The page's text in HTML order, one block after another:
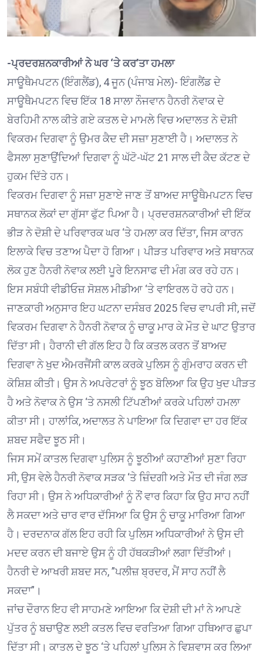
-ਪ੍ਰਦਰਸ਼ਨਕਾਰੀਆਂ ਨੇ ਘਰ ‘ਤੇ ਕਰ’ਤਾ ਹਮਲਾ
ਸਾਊਥੈਮਪਟਨ (ਇੰਗਲੈਂਡ), 4 ਜੂਨ (ਪੰਜਾਬ ਮੇਲ)- ਇੰਗਲੈਂਡ ਦੇ
ਸਾਊਥੈਮਪਟਨ ਵਿਚ ਇੱਕ 18 ਸਾਲਾ ਨੌਜਵਾਨ ਹੈਨਰੀ ਨੋਵਾਕ ਦੇ
ਬੇਰਹਿਮੀ ਨਾਲ ਕੀਤੇ ਗਏ ਕਤਲ ਦੇ ਮਾਮਲੇ ਵਿਚ ਅਦਾਲਤ ਨੇ ਦੋਸ਼ੀ
ਵਿਕਰਮ ਦਿਗਵਾ ਨੂੰ ਉਮਰ ਕੈਦ ਦੀ ਸਜ਼ਾ ਸੁਣਾਈ ਹੈ। ਅਦਾਲਤ ਨੇ
ਫੈਸਲਾ ਸੁਣਾਉਂਦਿਆਂ ਦਿਗਵਾ ਨੂੰ ਘੱਟੋ-ਘੱਟ 21 ਸਾਲ ਦੀ ਕੈਦ ਕੱਟਣ ਦੇ
ਹੁਕਮ ਦਿੱਤੇ ਹਨ।
ਵਿਕਰਮ ਦਿਗਵਾ ਨੂੰ ਸਜ਼ਾ ਸੁਣਾਏ ਜਾਣ ਤੋਂ ਬਾਅਦ ਸਾਊਥੈਮਪਟਨ ਵਿਚ
ਸਥਾਨਕ ਲੋਕਾਂ ਦਾ ਗੁੱਸਾ ਫੁੱਟ ਪਿਆ ਹੈ। ਪ੍ਰਦਰਸ਼ਨਕਾਰੀਆਂ ਦੀ ਇੱਕ
ਭੀੜ ਨੇ ਦੋਸ਼ੀ ਦੇ ਪਰਿਵਾਰਕ ਘਰ ‘ਤੇ ਹਮਲਾ ਕਰ ਦਿੱਤਾ, ਜਿਸ ਕਾਰਨ
ਇਲਾਕੇ ਵਿਚ ਤਣਾਅ ਪੈਦਾ ਹੋ ਗਿਆ। ਪੀੜਤ ਪਰਿਵਾਰ ਅਤੇ ਸਥਾਨਕ
ਲੋਕ ਹੁਣ ਹੈਨਰੀ ਨੋਵਾਕ ਲਈ ਪੂਰੇ ਇਨਸਾਫ ਦੀ ਮੰਗ ਕਰ ਰਹੇ ਹਨ।
ਇਸ ਸਬੰਧੀ ਵੀਡੀਓਜ਼ ਸੋਸ਼ਲ ਮੀਡੀਆ ‘ਤੇ ਵਾਇਰਲ ਹੋ ਰਹੇ ਹਨ।
ਜਾਣਕਾਰੀ ਅਨੁਸਾਰ ਇਹ ਘਟਨਾ ਦਸੰਬਰ 2025 ਵਿਚ ਵਾਪਰੀ ਸੀ, ਜਦੋਂ
ਵਿਕਰਮ ਦਿਗਵਾ ਨੇ ਹੈਨਰੀ ਨੋਵਾਕ ਨੂੰ ਚਾਕੂ ਮਾਰ ਕੇ ਮੌਤ ਦੇ ਘਾਟ ਉਤਾਰ
ਦਿੱਤਾ ਸੀ। ਹੈਰਾਨੀ ਦੀ ਗੱਲ ਇਹ ਹੈ ਕਿ ਕਤਲ ਕਰਨ ਤੋਂ ਬਾਅਦ
ਦਿਗਵਾ ਨੇ ਖੁਦ ਐਮਰਜੈਂਸੀ ਕਾਲ ਕਰਕੇ ਪੁਲਿਸ ਨੂੰ ਗੁੰਮਰਾਹ ਕਰਨ ਦੀ
ਕੋਸ਼ਿਸ਼ ਕੀਤੀ। ਉਸ ਨੇ ਅਪਰੇਟਰਾਂ ਨੂੰ ਝੂਠ ਬੋਲਿਆ ਕਿ ਉਹ ਖੁਦ ਪੀੜਤ
ਹੈ ਅਤੇ ਨੋਵਾਕ ਨੇ ਉਸ ‘ਤੇ ਨਸਲੀ ਟਿੱਪਣੀਆਂ ਕਰਕੇ ਪਹਿਲਾਂ ਹਮਲਾ
ਕੀਤਾ ਸੀ। ਹਾਲਾਂਕਿ, ਅਦਾਲਤ ਨੇ ਪਾਇਆ ਕਿ ਦਿਗਵਾ ਦਾ ਹਰ ਇੱਕ
ਸ਼ਬਦ ਸਫੈਦ ਝੂਠ ਸੀ।
ਜਿਸ ਸਮੇਂ ਕਾਤਲ ਦਿਗਵਾ ਪੁਲਿਸ ਨੂੰ ਝੂਠੀਆਂ ਕਹਾਣੀਆਂ ਸੁਣਾ ਰਿਹਾ
ਸੀ, ਉਸ ਵੇਲੇ ਹੈਨਰੀ ਨੋਵਾਕ ਸੜਕ ‘ਤੇ ਜ਼ਿੰਦਗੀ ਅਤੇ ਮੌਤ ਦੀ ਜੰਗ ਲੜ
ਰਿਹਾ ਸੀ। ਉਸ ਨੇ ਅਧਿਕਾਰੀਆਂ ਨੂੰ ਨੌਂ ਵਾਰ ਕਿਹਾ ਕਿ ਉਹ ਸਾਹ ਨਹੀਂ
ਲੈ ਸਕਦਾ ਅਤੇ ਚਾਰ ਵਾਰ ਦੱਸਿਆ ਕਿ ਉਸ ਨੂੰ ਚਾਕੂ ਮਾਰਿਆ ਗਿਆ
ਹੈ। ਦਰਦਨਾਕ ਗੱਲ ਇਹ ਰਹੀ ਕਿ ਪੁਲਿਸ ਅਧਿਕਾਰੀਆਂ ਨੇ ਉਸ ਦੀ
ਮਦਦ ਕਰਨ ਦੀ ਬਜਾਏ ਉਸ ਨੂੰ ਹੀ ਹੱਥਕੜੀਆਂ ਲਗਾ ਦਿੱਤੀਆਂ।
ਹੈਨਰੀ ਦੇ ਆਖਰੀ ਸ਼ਬਦ ਸਨ, ”ਪਲੀਜ਼ ਬ੍ਰਦਰ, ਮੈਂ ਸਾਹ ਨਹੀਂ ਲੈ
ਸਕਦਾ”।
ਜਾਂਚ ਦੌਰਾਨ ਇਹ ਵੀ ਸਾਹਮਣੇ ਆਇਆ ਕਿ ਦੋਸ਼ੀ ਦੀ ਮਾਂ ਨੇ ਆਪਣੇ
ਪੁੱਤਰ ਨੂੰ ਬਚਾਉਣ ਲਈ ਕਤਲ ਵਿਚ ਵਰਤਿਆ ਗਿਆ ਹਥਿਆਰ ਛੁਪਾ
ਦਿੱਤਾ ਸੀ। ਕਾਤਲ ਦੇ ਝੂਠ ‘ਤੇ ਪਹਿਲਾਂ ਪੁਲਿਸ ਨੇ ਵਿਸ਼ਵਾਸ ਕਰ ਲਿਆ